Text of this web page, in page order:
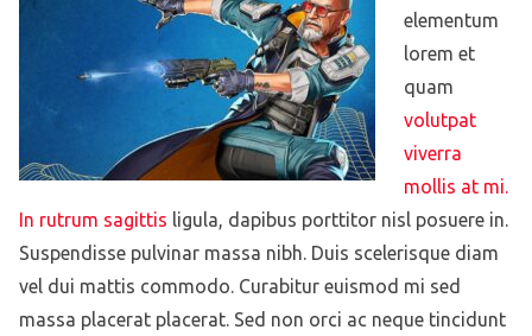
elementum
lorem et
quam
volutpat
viverra
mollis at mi.
In rutrum sagittis ligula, dapibus porttitor nisl posuere in.
Suspendisse pulvinar massa nibh. Duis scelerisque diam
vel dui mattis commodo. Curabitur euismod mi sed
massa placerat placerat. Sed non orci ac neque tincidunt